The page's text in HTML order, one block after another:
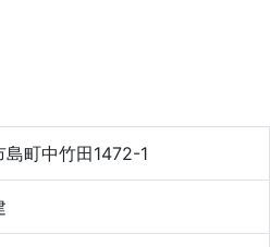
島町中竹田1472-1